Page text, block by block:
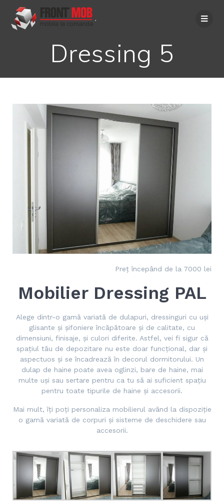
Dressing 5
Preț începând de la 7000 lei
Mobilier Dressing PAL
Alege dintr-o gamă variată de dulapuri, dressinguri cu uși
glisante și șifoniere încăpătoare și de calitate, cu
dimensiuni, finisaje, și culori diferite. Astfel, vei fi sigur că
spațiul tău de depozitare nu este doar funcțional, dar și
aspectuos și se încadrează în decorul dormitorului. Un
dulap de haine poate avea oglinzi, bare de haine, mai
multe uși sau sertare pentru ca tu să ai suficient spațiu
pentru toate tipurile de haine și accesorii.
Mai mult, îți poți personaliza mobilierul având la dispoziție
o gamă variată de corpuri și sisteme de deschidere sau
accesorii.